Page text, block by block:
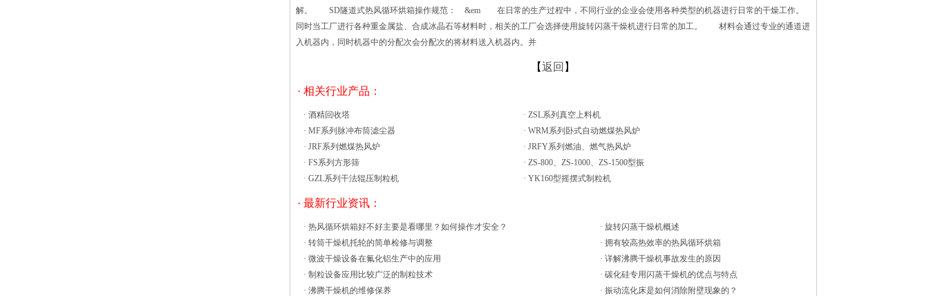
解。 SD隧道式热风循环烘箱操作规范： &em 在日常的生产过程中，不同行业的企业会使用各种类型的机器进行日常的干燥工作。
同时当工厂进行各种重金属盐、合成冰晶石等材料时，相关的工厂会选择使用旋转闪蒸干燥机进行日常的加工。 材料会通过专业的通道进
入机器内，同时机器中的分配次会分配次的将材料送入机器内。并
【返回 】
· 相关行业产品：
· 酒精回收塔 · ZSL系列真空上料机
· MF系列脉冲布筒滤尘器 · WRM系列卧式自动燃煤热风炉
· JRF系列燃煤热风炉 · JRFY系列燃油、燃气热风炉
· FS系列方形筛 · ZS-800、ZS-1000、ZS-1500型振
· GZL系列干法辊压制粒机 · YK160型摇摆式制粒机
· 最新行业资讯：
· 热风循环烘箱好不好主要是看哪里？如何操作才安全？ · 旋转闪蒸干燥机概述
· 转筒干燥机托轮的简单检修与调整 · 拥有较高热效率的热风循环烘箱
· 微波干燥设备在氟化铝生产中的应用 · 详解沸腾干燥机事故发生的原因
· 制粒设备应用比较广泛的制粒技术 · 碳化硅专用闪蒸干燥机的优点与特点
· 沸腾干燥机的维修保养 · 振动流化床是如何消除附壁现象的？